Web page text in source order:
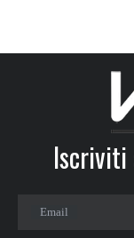
Iscriviti
Email